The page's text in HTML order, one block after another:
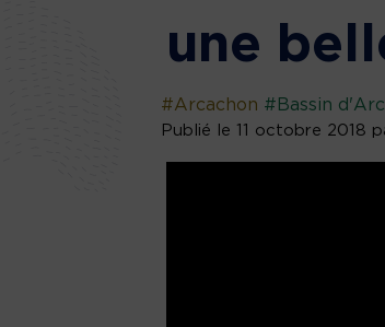
une
#Arcachon #Bassin
Publié le 11 octobre 2018